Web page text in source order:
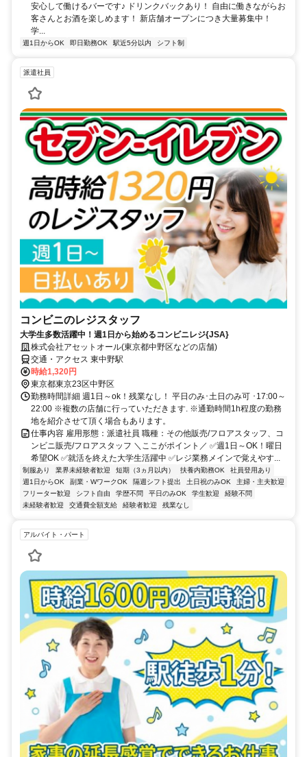
安心して働けるバーです♪ ドリンクバックあり！ 自由に働きながらお
客さんとお酒を楽しめます！ 新店舗オープンにつき大量募集中！
学...
週1日からOK 即日勤務OK 駅近5分以内 シフト制
派遣社員
コンビニのレジスタッフ
大学生多数活躍中！週1日から始めるコンビニレジ{JSA}
株式会社アセットオール(東京都中野区などの店舗)
交通・アクセス 東中野駅
時給1,320円
東京都東京23区中野区
勤務時間詳細 週1日～ok！残業なし！ 平日のみ･土日のみ可 ･17:00～
22:00 ※複数の店舗に行っていただきます. ※通勤時間1h程度の勤務
地を紹介させて頂く場合もあります。
仕事内容 雇用形態：派遣社員 職種：その他販売/フロアスタッフ、コ
ンビニ販売/フロアスタッフ ＼ここがポイント／ ✅週1日～OK！曜日
希望OK ✅就活を終えた大学生活躍中 ✅レジ業務メインで覚えやす...
制服あり 業界未経験者歓迎 短期（3ヵ月以内） 扶養内勤務OK
社員登用あり
週1日からOK
副業・WワークOK 隔週シフト提出 土日祝のみOK
主婦・主夫歓迎
フリーター歓迎
シフト自由 学歴不問 平日のみOK 学生歓迎
経験不問
未経験者歓迎
交通費全額支給 経験者歓迎 残業なし
アルバイト・パート